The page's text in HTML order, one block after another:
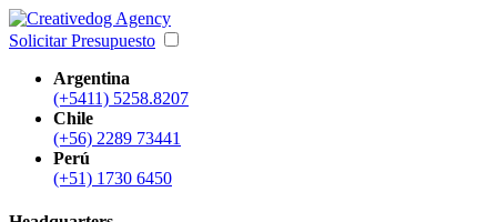
Solicitar Presupuesto
Argentina
(+5411) 5258.8207
Chile
(+56) 2289 73441
Perú
(+51) 1730 6450